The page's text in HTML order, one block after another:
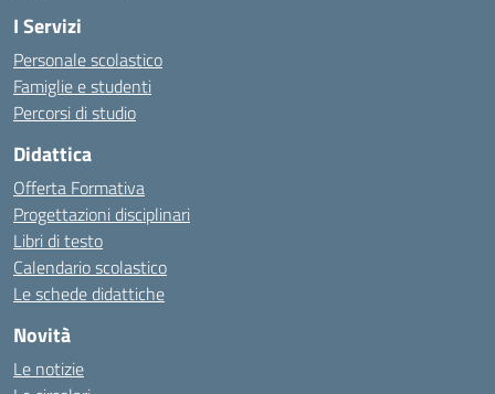
I Servizi
Personale scolastico
Famiglie e studenti
Percorsi di studio
Didattica
Offerta Formativa
Progettazioni disciplinari
Libri di testo
Calendario scolastico
Le schede didattiche
Novità
Le notizie